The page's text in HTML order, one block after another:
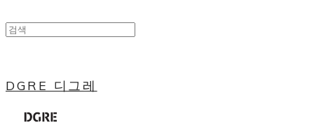
DGRE 디그레